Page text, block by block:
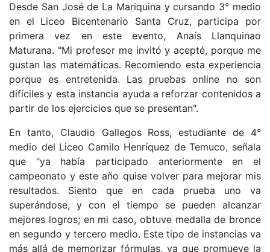
Desde San José de La Mariquina y cursando 3° medio
en el Liceo Bicentenario Santa Cruz, participa por
primera vez en este evento, Anaís Llanquinao
Maturana. "Mi profesor me invitó y acepté, porque me
gustan las matemáticas. Recomiendo esta experiencia
porque es entretenida. Las pruebas online no son
difíciles y esta instancia ayuda a reforzar contenidos a
partir de los ejercicios que se presentan".
En tanto, Claudio Gallegos Ross, estudiante de 4°
medio del Liceo Camilo Henríquez de Temuco, señala
que "ya había participado anteriormente en el
campeonato y este año quise volver para mejorar mis
resultados. Siento que en cada prueba uno va
superándose, y con el tiempo se pueden alcanzar
mejores logros; en mi caso, obtuve medalla de bronce
en segundo y tercero medio. Este tipo de instancias va
más allá de memorizar fórmulas, ya que promueve la